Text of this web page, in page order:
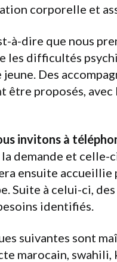
corporelle et
à-dire que nous
les difficultés
Des
proposés, avec
invitons à
demande et celle-
ensuite accueillie
Suite à celui-ci,
identifiés.
suivantes sont
marocain, swahili,